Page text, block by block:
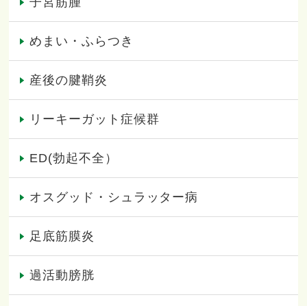
めまい・ふらつき
産後の腱鞘炎
リーキーガット症候群
ED(勃起不全）
オスグッド・シュラッター病
足底筋膜炎
過活動膀胱